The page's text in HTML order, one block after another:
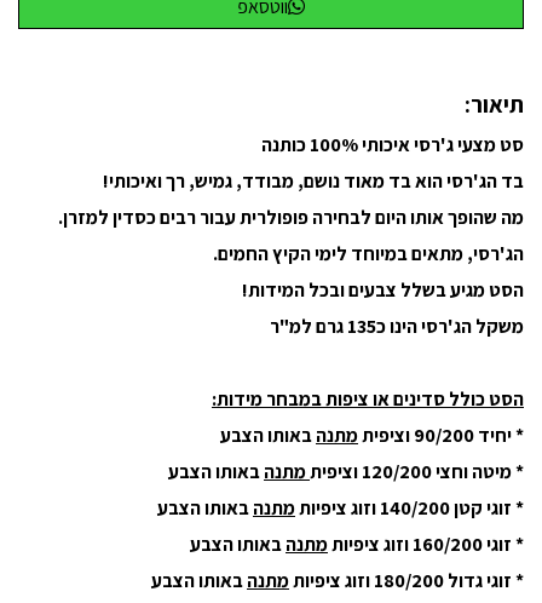
ווטסאפ
תיאור:
סט מצעי ג'רסי איכותי 100% כותנה
בד הג'רסי הוא בד מאוד נושם, מבודד, גמיש, רך ואיכותי!
מה שהופך אותו היום לבחירה פופולרית עבור רבים כסדין למזרן.
הג'רסי, מתאים במיוחד לימי הקיץ החמים.
הסט מגיע בשלל צבעים ובכל המידות!
משקל הג'רסי הינו כ135 גרם למ"ר
הסט כולל סדינים או ציפות במבחר מידות:
* יחיד 90/200 וציפית
מתנהבאותו הצבע
* מיטה וחצי 120/200 וציפית
מתנהבאותו הצבע
* זוגי קטן 140/200 וזוג ציפיות
מתנהבאותו הצבע
* זוגי 160/200 וזוג ציפיות
מתנהבאותו הצבע
* זוגי גדול 180/200 וזוג ציפיות
מתנהבאותו הצבע